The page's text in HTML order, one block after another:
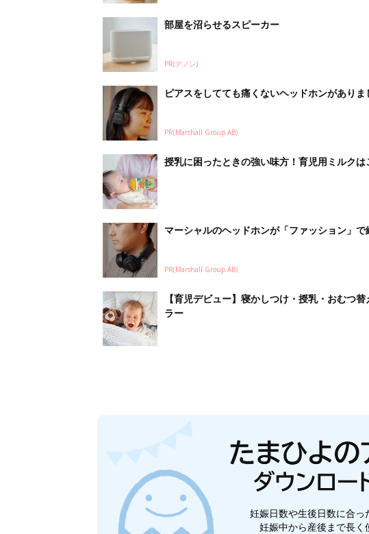
部屋を沼らせるスピーカー
PR(デノン)
ピアスをしてても痛くないヘッドホンがありま
PR(Marshall Group AB)
授乳に困ったときの強い味方！育児用ミルクは
マーシャルのヘッドホンが「ファッション」
PR(Marshall Group AB)
【育児デビュー】寝かしつけ・授乳・おむつ
ラー
妊娠日数や生後日数に合っ
妊娠中から産後まで長く